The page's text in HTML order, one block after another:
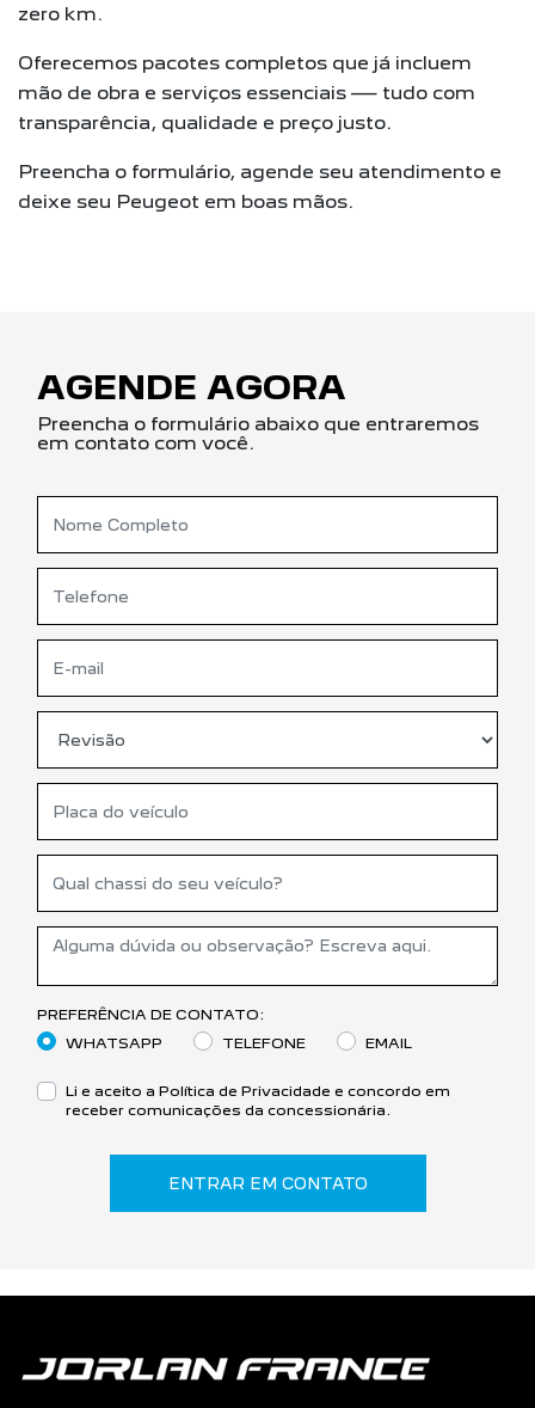
zero km.
Oferecemos pacotes completos que já incluem
mão de obra e serviços essenciais — tudo com
transparência, qualidade e preço justo.
Preencha o formulário, agende seu atendimento e
deixe seu Peugeot em boas mãos.
AGENDE AGORA
Preencha o formulário abaixo que entraremos
em contato com você.
PREFERÊNCIA DE CONTATO:
WHATSAPP
TELEFONE EMAIL
Li e aceito a Política de Privacidade e concordo em
receber comunicações da concessionária.
ENTRAR EM CONTATO